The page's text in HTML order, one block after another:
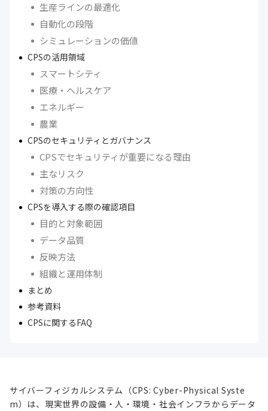
生産ラインの最適化
自動化の段階
シミュレーションの価値
CPSの活用領域
スマートシティ
医療・ヘルスケア
エネルギー
農業
CPSのセキュリティとガバナンス
CPSでセキュリティが重要になる理由
主なリスク
対策の方向性
CPSを導入する際の確認項目
目的と対象範囲
データ品質
反映方法
組織と運用体制
まとめ
参考資料
CPSに関するFAQ
サイバーフィジカルシステム（CPS: Cyber-Physical Syste
m）は、現実世界の設備・人・環境・社会インフラからデータ